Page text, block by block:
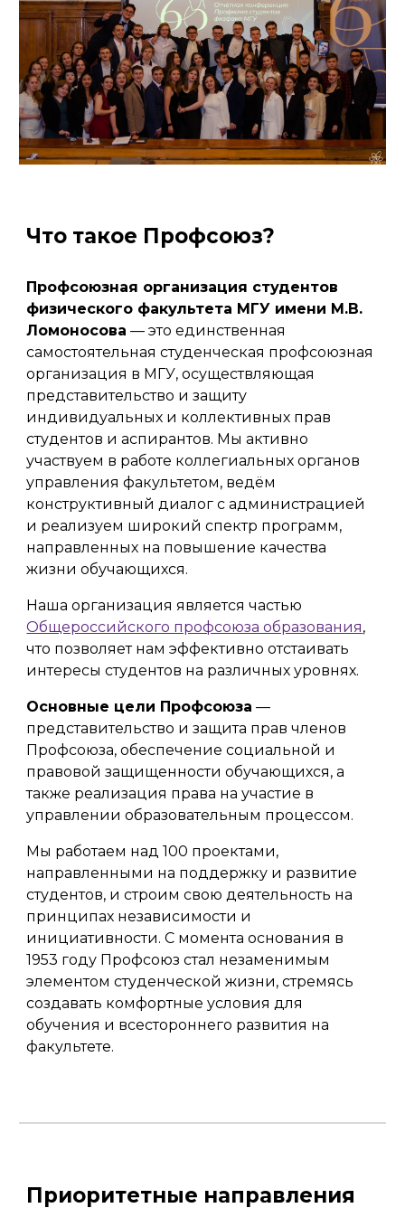
Что такое Профсоюз?
Профсоюзная организация студентов
физического факультета МГУ имени М.В.
Ломоносова — это единственная
самостоятельная студенческая профсоюзная
организация в МГУ, осуществляющая
представительство и защиту
индивидуальных и коллективных прав
студентов и аспирантов. Мы активно
участвуем в работе коллегиальных органов
управления факультетом, ведём
конструктивный диалог с администрацией
и реализуем широкий спектр программ,
направленных на повышение качества
жизни обучающихся.
Наша организация является частью
Общероссийского профсоюза образования,
что позволяет нам эффективно отстаивать
интересы студентов на различных уровнях.
Основные цели Профсоюза —
представительство и защита прав членов
Профсоюза, обеспечение социальной и
правовой защищенности обучающихся, а
также реализация права на участие в
управлении образовательным процессом.
Мы работаем над 100 проектами,
направленными на поддержку и развитие
студентов, и строим свою деятельность на
принципах независимости и
инициативности. С момента основания в
1953 году Профсоюз стал незаменимым
элементом студенческой жизни, стремясь
создавать комфортные условия для
обучения и всестороннего развития на
факультете.
Приоритетные направления